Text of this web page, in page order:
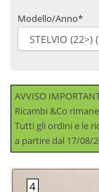
Modello/Anno*
AVVISO
Ricambi &Co
Tutti gli ordini e le
a partire dal 17/08/